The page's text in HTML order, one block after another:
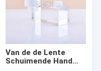
Van de de Lente
Schuimende Hand